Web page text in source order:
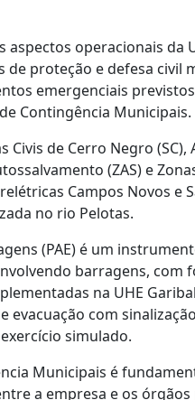
operacionais da
proteção e defesa civil
emergenciais
Contingência Municipais.
de Cerro Negro (SC),
(ZAS) e
Campos Novos e
no rio Pelotas.
(PAE) é um
barragens, com
na UHE
evacuação com
simulado.
Municipais é
a empresa e os